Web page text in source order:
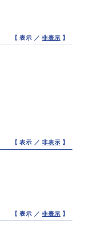
【 表示 ／非表示 】
【 表示 ／非表示 】
【 表示 ／非表示 】